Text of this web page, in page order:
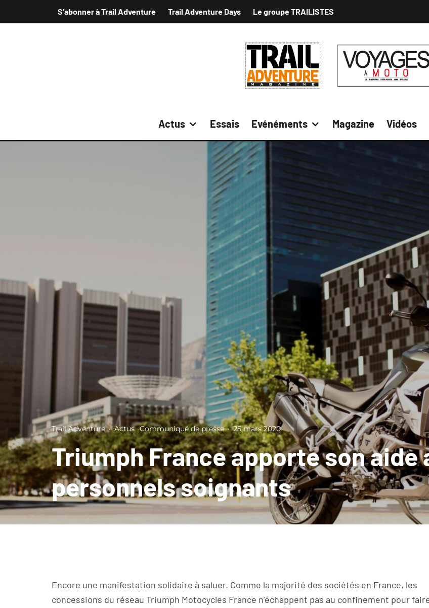
S’abonner à Trail Adventure Trail Adventure Days Le groupe TRAILISTES
Actus Essais Evénéments Magazine Vidéos
Trail Adventure · Actus Communiqué de presse · 25 mars 2020
Triumph France apporte son aide
personnels soignants
Encore une manifestation solidaire à saluer. Comme la majorité des sociétés en France, les
concessions du réseau Triumph Motocycles France n’échappent pas au confinement pour